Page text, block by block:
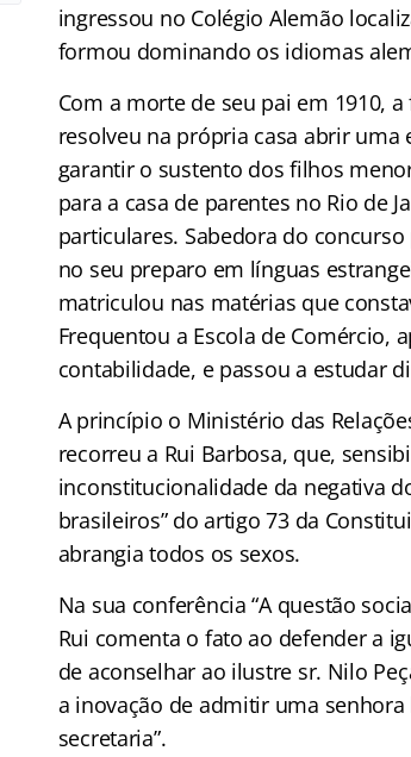
ingressou no Colégio Alemão
formou dominando os idiomas
Com a morte de seu pai em 1910,
resolveu na própria casa abrir
garantir o sustento dos filhos
para a casa de parentes no Rio de
particulares. Sabedora do
no seu preparo em línguas
matriculou nas matérias que
Frequentou a Escola de Comércio,
contabilidade, e passou a estudar
A princípio o Ministério das
recorreu a Rui Barbosa, que,
inconstitucionalidade da negativa
brasileiros” do artigo 73 da
abrangia todos os sexos.
Na sua conferência “A questão
Rui comenta o fato ao defender a
de aconselhar ao ilustre sr. Nilo
a inovação de admitir uma
secretaria”.